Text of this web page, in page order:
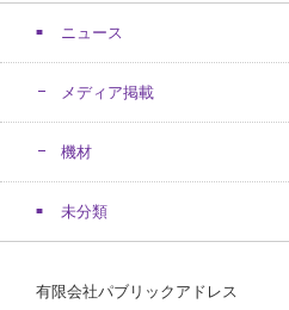
ニュース
メディア掲載
機材
未分類
有限会社パブリックアドレス